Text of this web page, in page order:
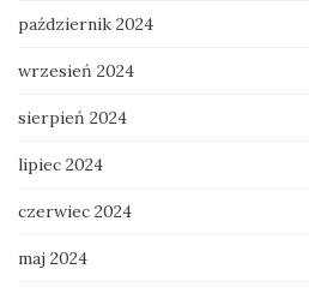
październik 2024
wrzesień 2024
sierpień 2024
lipiec 2024
czerwiec 2024
maj 2024